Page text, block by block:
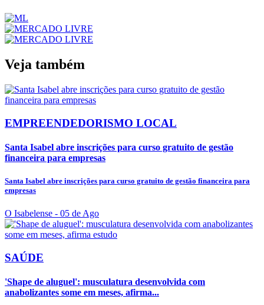
Veja também
EMPREENDEDORISMO LOCAL
Santa Isabel abre inscrições para curso gratuito de gestão
financeira para empresas
Santa Isabel abre inscrições para curso gratuito de gestão financeira para
empresas
O Isabelense - 05 de Ago
SAÚDE
'Shape de aluguel': musculatura desenvolvida com
anabolizantes some em meses, afirma...